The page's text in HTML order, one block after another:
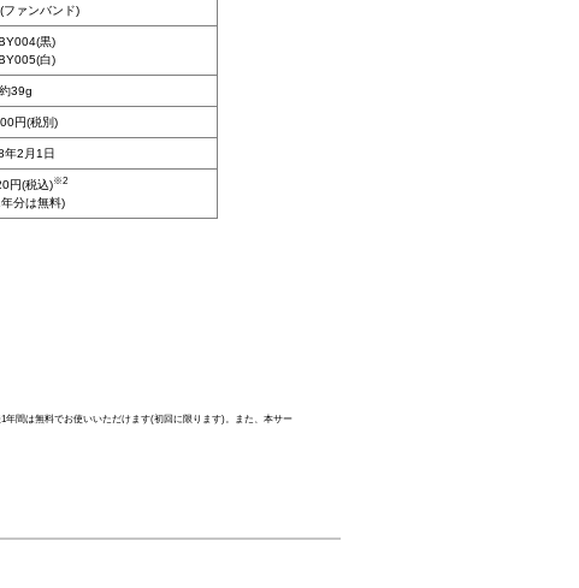
ァンバンド)
黒)
白)
約39g
円(税別)
年2月1日
円(税込)※2
分は無料)
間は無料でお使いいただけます(初回に限ります)。また、本サー